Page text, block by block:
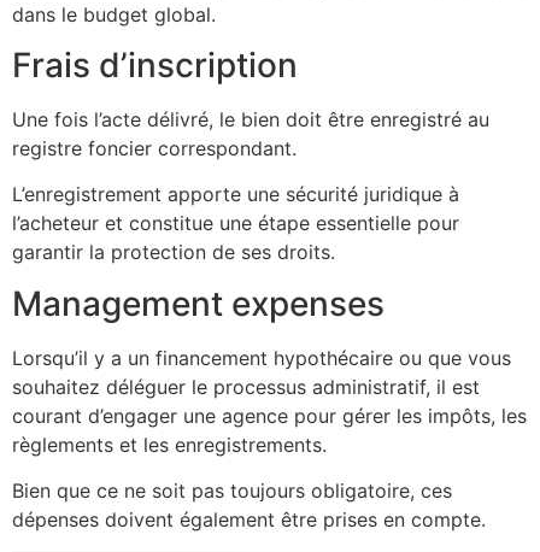
dans le budget global.
Frais d’inscription
Une fois l’acte délivré, le bien doit être enregistré au
registre foncier correspondant.
L’enregistrement apporte une sécurité juridique à
l’acheteur et constitue une étape essentielle pour
garantir la protection de ses droits.
Management expenses
Lorsqu’il y a un financement hypothécaire ou que vous
souhaitez déléguer le processus administratif, il est
courant d’engager une agence pour gérer les impôts, les
règlements et les enregistrements.
Bien que ce ne soit pas toujours obligatoire, ces
dépenses doivent également être prises en compte.